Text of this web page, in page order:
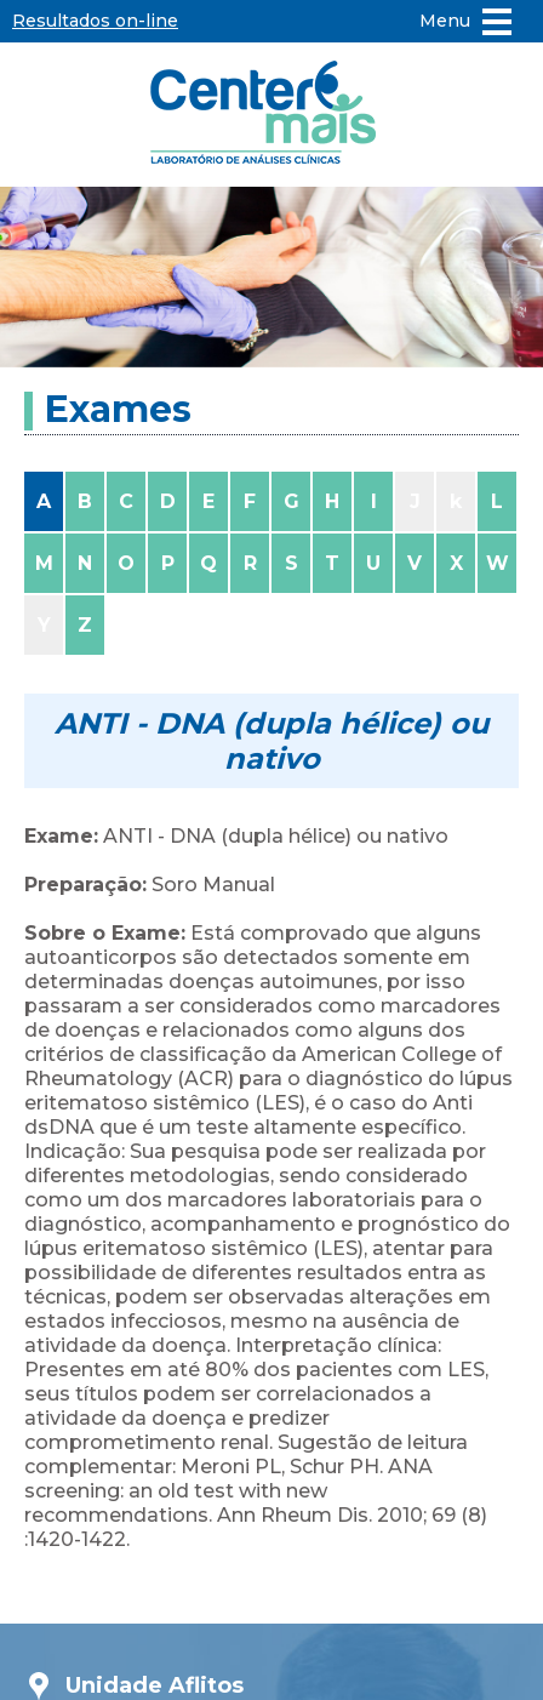
Resultados on-line Menu
Center
Mais
-
Laboratório
Análises
Exames
A B C D E F G H I L
M N O P Q R S T U V X W
Z
ANTI - DNA (dupla hélice) ou
nativo
Exame: ANTI - DNA (dupla hélice) ou nativo
Preparação: Soro Manual
Sobre o Exame: Está comprovado que alguns
autoanticorpos são detectados somente em
determinadas doenças autoimunes, por isso
passaram a ser considerados como marcadores
de doenças e relacionados como alguns dos
critérios de classificação da American College of
Rheumatology (ACR) para o diagnóstico do lúpus
eritematoso sistêmico (LES), é o caso do Anti
dsDNA que é um teste altamente específico.
Indicação: Sua pesquisa pode ser realizada por
diferentes metodologias, sendo considerado
como um dos marcadores laboratoriais para o
diagnóstico, acompanhamento e prognóstico do
lúpus eritematoso sistêmico (LES), atentar para
possibilidade de diferentes resultados entra as
técnicas, podem ser observadas alterações em
estados infecciosos, mesmo na ausência de
atividade da doença. Interpretação clínica:
Presentes em até 80% dos pacientes com LES,
seus títulos podem ser correlacionados a
atividade da doença e predizer
comprometimento renal. Sugestão de leitura
complementar: Meroni PL, Schur PH. ANA
screening: an old test with new
recommendations. Ann Rheum Dis. 2010; 69 (8)
:1420-1422.
Unidade Aflitos